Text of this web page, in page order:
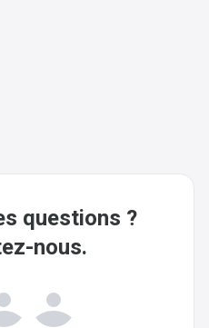
questions ?
nous.